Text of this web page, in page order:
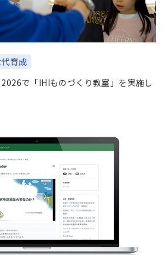
育成
で「IHIものづくり教室」を実施し